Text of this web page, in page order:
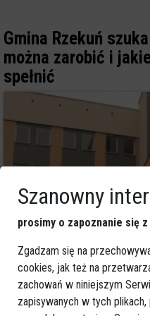
Gmina Rzekuń
można zarobić i
spełnić
2026-07-15 10:20
Szanowny
prosimy o zapoznanie się
Zgadzam się na
cookies, jak też na
zachowań w niniejszym
zapisywanych w tych